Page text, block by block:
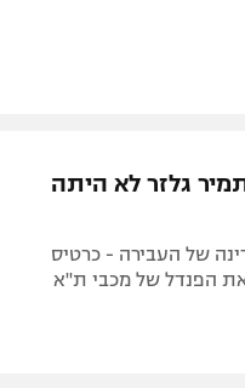
גלזר לא היתה
של העבירה - כרטיס
את הפנדל של מכבי ת"א